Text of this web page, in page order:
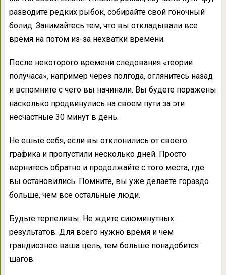
разводите редких рыбок, собирайте свой гоночный
болид. Занимайтесь тем, что вы откладывали все
время на потом из-за нехватки времени.
После некоторого времени следования «теории
получаса», например через полгода, оглянитесь назад
и вспомните с чего вы начинали. Вы будете поражены
насколько продвинулись на своем пути за эти
несчастные 30 минут в день.
Не ешьте себя, если вы отклонились от своего
графика и пропустили несколько дней. Просто
вернитесь обратно и продолжайте с того места, где
вы остановились. Помните, вы уже делаете гораздо
больше, чем все остальные люди.
Будьте терпеливы. Не ждите сиюминутных
результатов. Для всего нужно время и чем
грандиознее ваша цель, тем больше понадобится
шагов.